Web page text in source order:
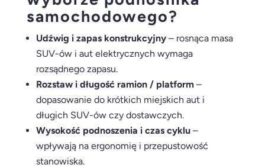
samochodowego?
Udźwig i zapas konstrukcyjny– rosnąca masa
SUV-ów i aut elektrycznych wymaga
rozsądnego zapasu.
Rozstaw i długość ramion / platform–
dopasowanie do krótkich miejskich aut i
długich SUV-ów czy dostawczych.
Wysokość podnoszenia i czas cyklu–
wpływają na ergonomię i przepustowość
stanowiska.